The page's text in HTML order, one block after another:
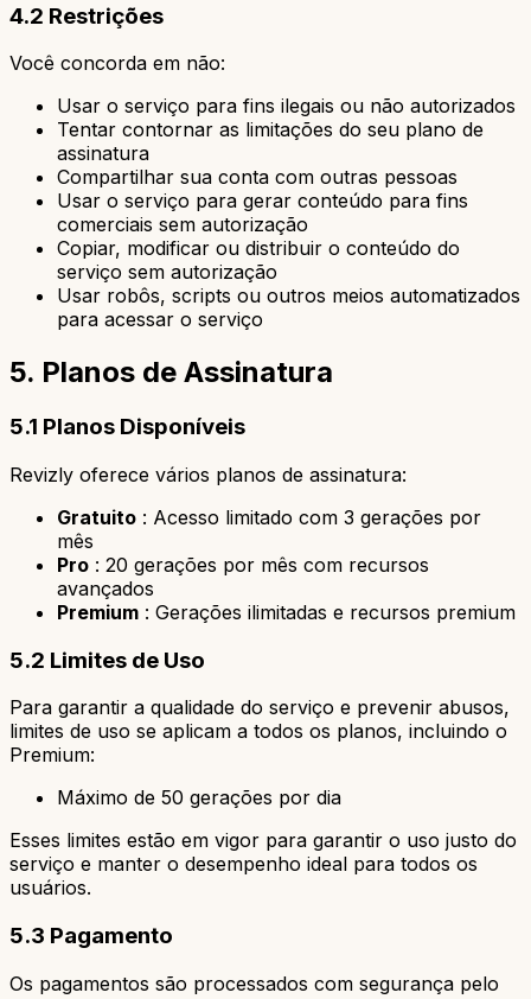
4.2 Restrições
Você concorda em não:
Usar o serviço para fins ilegais ou não autorizados
Tentar contornar as limitações do seu plano de
assinatura
Compartilhar sua conta com outras pessoas
Usar o serviço para gerar conteúdo para fins
comerciais sem autorização
Copiar, modificar ou distribuir o conteúdo do
serviço sem autorização
Usar robôs, scripts ou outros meios automatizados
para acessar o serviço
5. Planos de Assinatura
5.1 Planos Disponíveis
Revizly oferece vários planos de assinatura:
Gratuito : Acesso limitado com 3 gerações por
mês
Pro : 20 gerações por mês com recursos
avançados
Premium : Gerações ilimitadas e recursos premium
5.2 Limites de Uso
Para garantir a qualidade do serviço e prevenir abusos,
limites de uso se aplicam a todos os planos, incluindo o
Premium:
Máximo de 50 gerações por dia
Esses limites estão em vigor para garantir o uso justo do
serviço e manter o desempenho ideal para todos os
usuários.
5.3 Pagamento
Os pagamentos são processados com segurança pelo